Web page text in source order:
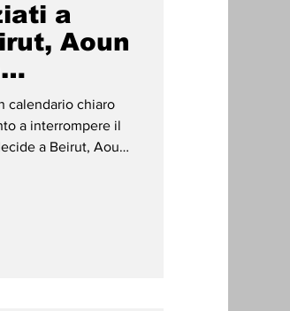
a
Aoun
a interrompere il
a Beirut, Aoun